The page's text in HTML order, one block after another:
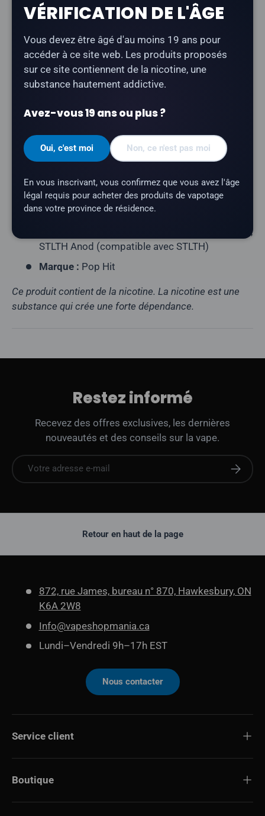
Description
Le lot de 3 pods « Pop Hit » au goût pastèque-
offre un mélange rafraîchissant de pastèque
juteuse et de pomme fraîche. Compatible avec les
pod compatible STLTH).
Type de produit :
Pod fermé prérempli
Contenu du paquet :3 dosettes par paquet
Teneur en nicotine :20 mg/ml
Profil aromatique :pastèque, pomme
appareil STLTH Type-C,
STLTH Anod (compatible avec STLTH)
Marque : Pop Hit
Ce produit contient de la nicotine. La nicotine est une
substance qui crée une forte dépendance.
Restez informé
Recevez des offres exclusives, les dernières
nouveautés et des conseils sur la vape.
E-mail
VÉRIFICATION DE L'ÂGE
Vous devez être âgé d'au moins 19 ans pour
accéder à ce site web. Les produits proposés
sur ce site contiennent de la nicotine, une
substance hautement addictive.
Avez-vous 19 ans ou plus ?
Oui, c'est moi Non, ce n'est pas moi
En vous inscrivant, vous confirmez que vous avez l'âge
légal requis pour acheter des produits de vapotage
dans votre province de résidence.
Retour en haut de la page
872, rue James, bureau n° 870, Hawkesbury, ON
K6A 2W8
Info@vapeshopmania.ca
Lundi–Vendredi 9h–17h EST
Nous contacter
Service client
Boutique